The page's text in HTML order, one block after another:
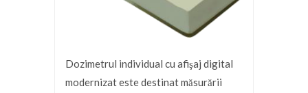
Dozimetrul individual cu afişaj digital
modernizat este destinat măsurării